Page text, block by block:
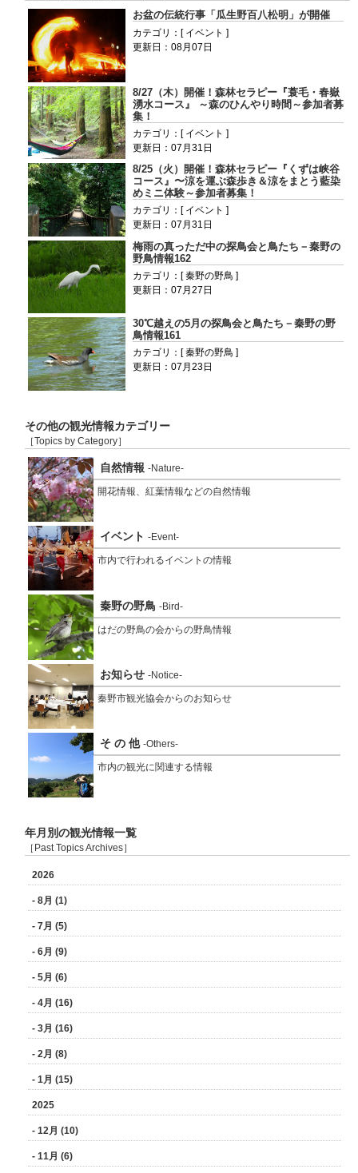
お盆の伝統行事「瓜生野百八松明」が開催
カテゴリ：[ イベント ]
更新日：08月07日
8/27（木）開催！森林セラピー『蓑毛・春嶽
湧水コース』 ～森のひんやり時間～参加者募
集！
カテゴリ：[ イベント ]
更新日：07月31日
8/25（火）開催！森林セラピー『くずは峡谷
コース』〜涼を運ぶ森歩き＆涼をまとう藍染
めミニ体験～参加者募集！
カテゴリ：[ イベント ]
更新日：07月31日
梅雨の真っただ中の探鳥会と鳥たち－秦野の
野鳥情報162
カテゴリ：[ 秦野の野鳥 ]
更新日：07月27日
30℃越えの5月の探鳥会と鳥たち－秦野の野
鳥情報161
カテゴリ：[ 秦野の野鳥 ]
更新日：07月23日
その他の観光情報カテゴリー
［Topics by Category］
自然情報 -Nature-
開花情報、紅葉情報などの自然情報
イベント -Event-
市内で行われるイベントの情報
秦野の野鳥 -Bird-
はだの野鳥の会からの野鳥情報
お知らせ -Notice-
秦野市観光協会からのお知らせ
そ の 他 -Others-
市内の観光に関連する情報
年月別の観光情報一覧
［Past Topics Archives］
2026
- 8月 (1)
- 7月 (5)
- 6月 (9)
- 5月 (6)
- 4月 (16)
- 3月 (16)
- 2月 (8)
- 1月 (15)
2025
- 12月 (10)
- 11月 (6)